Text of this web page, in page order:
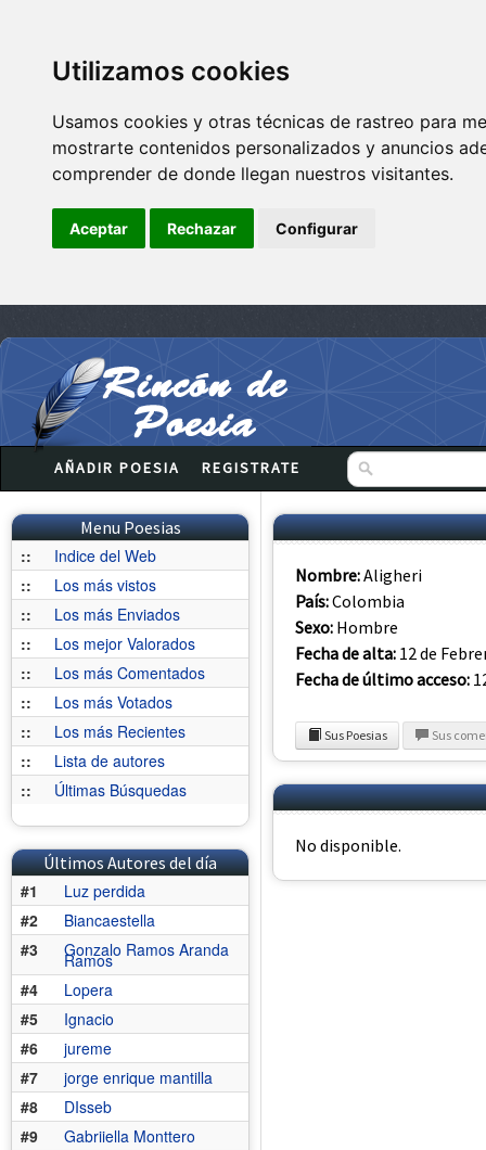
Utilizamos cookies
Usamos cookies y otras técnicas de rastreo para
mostrarte contenidos personalizados y anuncios
comprender de donde llegan nuestros visitantes.
Aceptar Rechazar Configurar
AÑADIR POESIA REGISTRATE
Menu Poesias
::
Indice del Web
::
Los más vistos
::
Los más Enviados
::
Los mejor Valorados
::
Los más Comentados
::
Los más Votados
::
Los más Recientes
::
Lista de autores
::
Últimas Búsquedas
Últimos Autores del día
#1
Luz perdida
#2
Biancaestella
#3
Gonzalo Ramos Aranda
Ramos
#4
Lopera
#5
Ignacio
#6
jureme
#7
jorge enrique mantilla
#8
DIsseb
#9
Gabriiella Monttero
Nombre:Aligheri
País:Colombia
Sexo: Hombre
Fecha de alta: 12 de
Fecha de último acceso:
Sus Poesias Sus
No disponible.